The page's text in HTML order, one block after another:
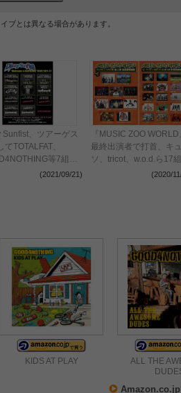
ブとは異なる場合があります。
Sunfist、ツアーゲス
てTOTALFAT、
等7組が
(2021/09/21)
『MUSIC ZOO WORLD
最終出演者で打首、キ
ソ、tricot、w.o.d.ら17組
表、Day.2は急遽スタン
(2020/
KIDS AT PLAY
ALL THE
Amazon.co.jp